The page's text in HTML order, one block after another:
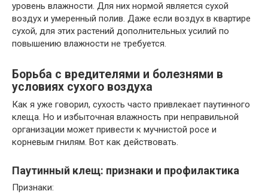
уровень влажности. Для них нормой является сухой
воздух и умеренный полив. Даже если воздух в квартире
сухой, для этих растений дополнительных усилий по
повышению влажности не требуется.
Борьба с вредителями и болезнями в
условиях сухого воздуха
Как я уже говорил, сухость часто привлекает паутинного
клеща. Но и избыточная влажность при неправильной
организации может привести к мучнистой росе и
корневым гнилям. Вот как действовать.
Паутинный клещ: признаки и профилактика
Признаки: